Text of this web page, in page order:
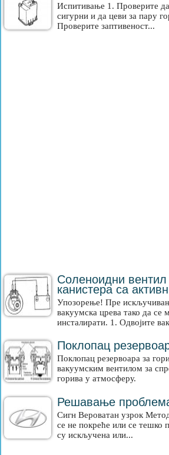
Испитивање 1. Проверите
сигурни и да цеви за пару
Проверите заптивеност...
Соленоидни
канистера са
Упозорење! Пре
вакуумска црева тако да се
инсталирати. 1. Одвојите
Поклопац
Поклопац резервоара за
вакуумским вентилом за
горива у атмосферу.
Решавање
Сигн Вероватан узрок
се не покреће или се тешко
су искључена или...